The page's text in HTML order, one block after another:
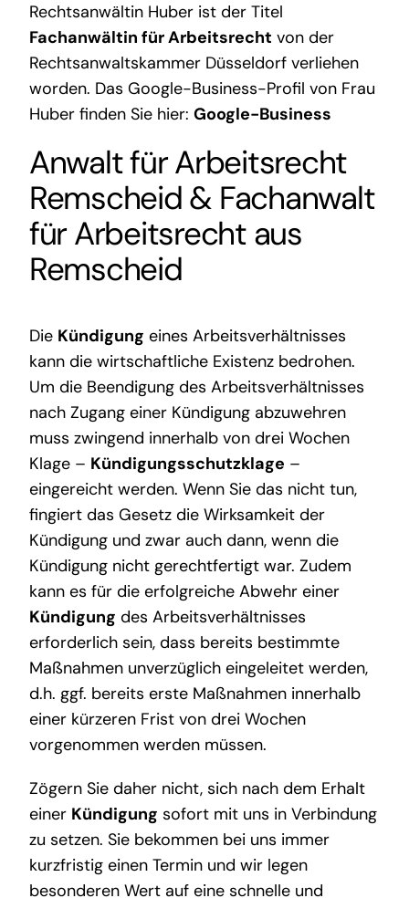
Rechtsanwältin Huber ist der Titel
Fachanwältin für Arbeitsrecht von der
Rechtsanwaltskammer Düsseldorf verliehen
worden. Das Google-Business-Profil von Frau
Huber finden Sie hier: Google-Business
Anwalt für Arbeitsrecht
Remscheid& Fachanwalt
für Arbeitsrecht aus
Remscheid
Die Kündigung eines Arbeitsverhältnisses
kann die wirtschaftliche Existenz bedrohen.
Um die Beendigung des Arbeitsverhältnisses
nach Zugang einer Kündigung abzuwehren
muss zwingend innerhalb von drei Wochen
Klage – Kündigungsschutzklage –
eingereicht werden. Wenn Sie das nicht tun,
fingiert das Gesetz die Wirksamkeit der
Kündigung und zwar auch dann, wenn die
Kündigung nicht gerechtfertigt war. Zudem
kann es für die erfolgreiche Abwehr einer
Kündigung des Arbeitsverhältnisses
erforderlich sein, dass bereits bestimmte
Maßnahmen unverzüglich eingeleitet werden,
d.h. ggf. bereits erste Maßnahmen innerhalb
einer kürzeren Frist von drei Wochen
vorgenommen werden müssen.
Zögern Sie daher nicht, sich nach dem Erhalt
einer Kündigung sofort mit uns in Verbindung
zu setzen. Sie bekommen bei uns immer
kurzfristig einen Termin und wir legen
besonderen Wert auf eine schnelle und